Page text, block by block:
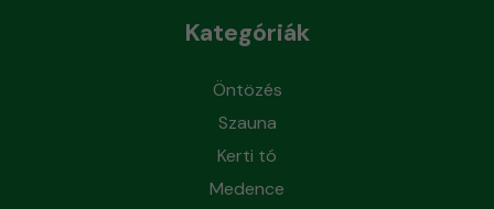
Kategóriák
Öntözés
Szauna
Kerti tó
Medence